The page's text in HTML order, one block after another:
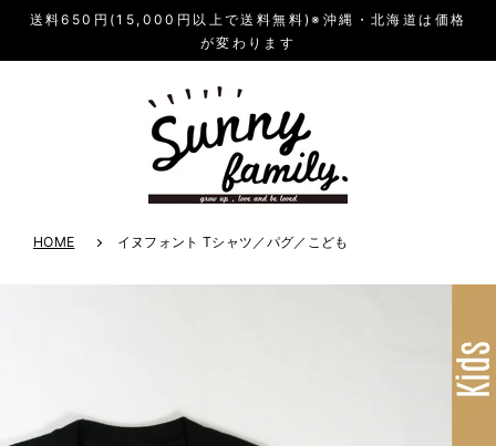
送料650円(15,000円以上で送料無料)※沖縄・北海道は価格
が変わります
HOME イヌフォント Tシャツ／パグ／こども